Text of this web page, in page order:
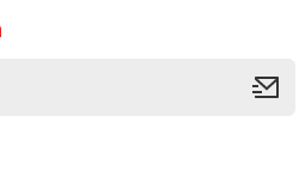
veya görüntülenemiyor.